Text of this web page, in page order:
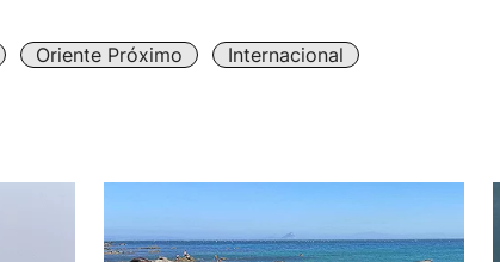
Oriente Próximo Internacional